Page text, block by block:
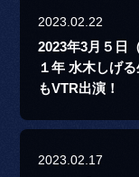
2023.02.22
2023年3月５日
１年 水木しげ
もVTR出演！
2023.02.17